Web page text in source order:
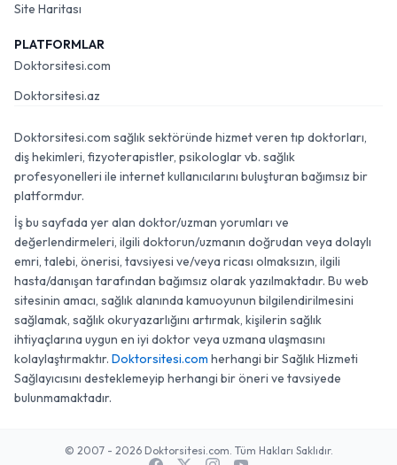
Site Haritası
PLATFORMLAR
Doktorsitesi.com
Doktorsitesi.az
Doktorsitesi.com sağlık sektöründe hizmet veren tıp doktorları,
diş hekimleri, fizyoterapistler, psikologlar vb. sağlık
profesyonelleri ile internet kullanıcılarını buluşturan bağımsız bir
platformdur.
İş bu sayfada yer alan doktor/uzman yorumları ve
değerlendirmeleri, ilgili doktorun/uzmanın doğrudan veya dolaylı
emri, talebi, önerisi, tavsiyesi ve/veya ricası olmaksızın, ilgili
hasta/danışan tarafından bağımsız olarak yazılmaktadır. Bu web
sitesinin amacı, sağlık alanında kamuoyunun bilgilendirilmesini
sağlamak, sağlık okuryazarlığını artırmak, kişilerin sağlık
ihtiyaçlarına uygun en iyi doktor veya uzmana ulaşmasını
kolaylaştırmaktır. Doktorsitesi.com herhangi bir Sağlık Hizmeti
Sağlayıcısını desteklemeyip herhangi bir öneri ve tavsiyede
bulunmamaktadır.
© 2007 - 2026 Doktorsitesi.com. Tüm Hakları Saklıdır.